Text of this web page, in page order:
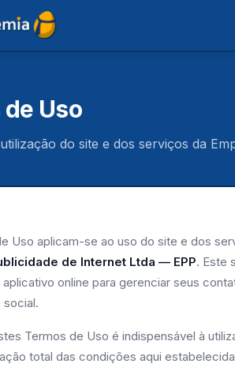
Uso
do site e dos serviços da
Uso aplicam-se ao uso do site e dos
de Internet Ltda — EPP. Este
online para gerenciar seus
social.
Termos de Uso é indispensável à
total das condições aqui